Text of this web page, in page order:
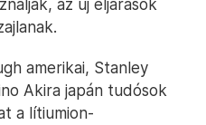
az új eljárások
amerikai, Stanley
Akira japán tudósok
a lítiumion-